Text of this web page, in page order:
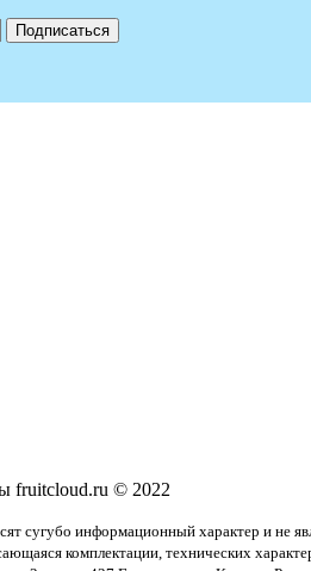
Подписаться
fruitcloud.ru © 2022
сугубо информационный характер и
комплектации, технических